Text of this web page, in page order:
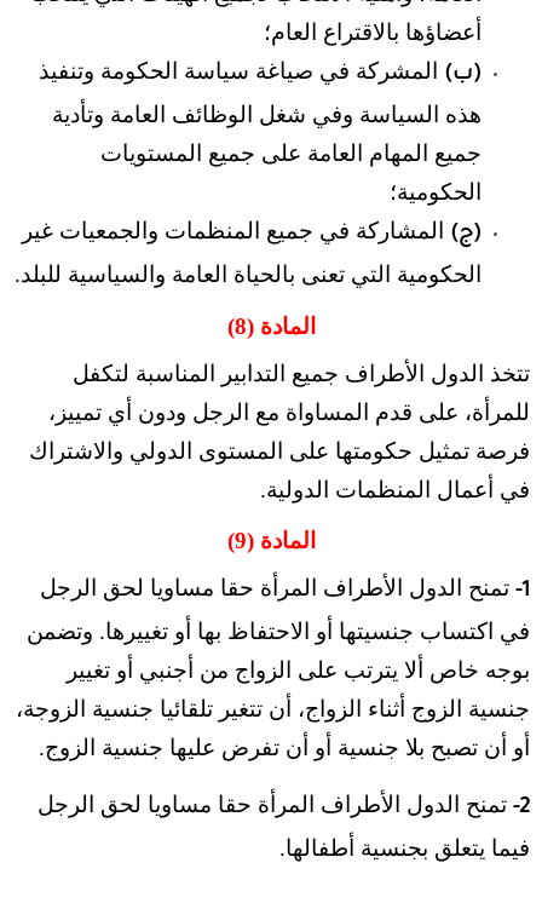
أعضاؤها بالاقتراع العام؛
(ب)
المشركة في صياغة سياسة الحكومة وتنفيذ
هذه السياسة وفي شغل الوظائف العامة وتأدية
جميع المهام العامة على جميع المستويات
الحكومية؛
(ج)
المشاركة في جميع المنظمات والجمعيات غير
الحكومية التي تعنى بالحياة العامة والسياسية للبلد.
المادة (8)
تتخذ الدول الأطراف جميع التدابير المناسبة لتكفل
للمرأة، على قدم المساواة مع الرجل ودون أي تمييز،
فرصة تمثيل حكومتها على المستوى الدولي والاشتراك
في أعمال المنظمات الدولية.
المادة (9)
1- تمنح الدول الأطراف المرأة حقا مساويا لحق الرجل
في اكتساب جنسيتها أو الاحتفاظ بها أو تغييرها. وتضمن
بوجه خاص ألا يترتب على الزواج من أجنبي أو تغيير
جنسية الزوج أثناء الزواج، أن تتغير تلقائيا جنسية الزوجة،
أو أن تصبح بلا جنسية أو أن تفرض عليها جنسية الزوج.
2- تمنح الدول الأطراف المرأة حقا مساويا لحق الرجل
فيما يتعلق بجنسية أطفالها.